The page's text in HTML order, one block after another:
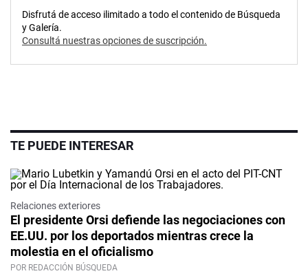
Disfrutá de acceso ilimitado a todo el contenido de Búsqueda
y Galería.
Consultá nuestras opciones de suscripción.
TE PUEDE INTERESAR
Relaciones exteriores
El presidente Orsi defiende las negociaciones con
EE.UU. por los deportados mientras crece la
molestia en el oficialismo
POR REDACCIÓN BÚSQUEDA